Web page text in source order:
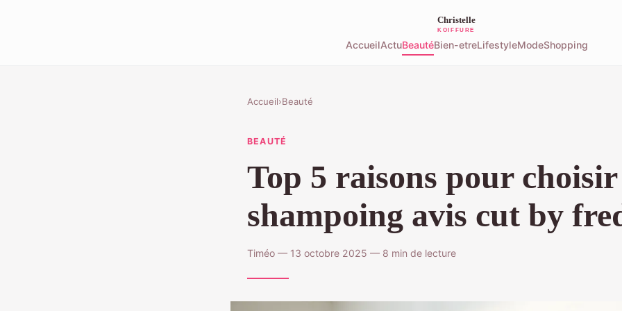
AccueilActuBeautéBien-etreLifestyleModeShopping
Accueil›Beauté
BEAUTÉ
Top 5 raisons pour
shampoing avis cut by
Timéo — 13 octobre 2025 — 8 min de lecture